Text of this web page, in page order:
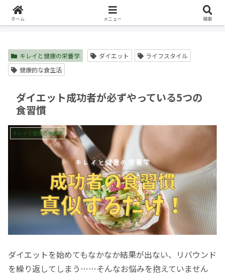
ホーム キレイと健康の栄養学
キレイと健康の栄養学 ダイエット
ライフスタイル
健康的な食生活
ダイエット成功者が必ずやっている5つの
食習慣
キレイと健康の栄養学
ダイエットを始めてもなかなか結果が出ない、リバウンド
を繰り返してしまう……そんなお悩みを抱えていません
ホーム メニュー 検索